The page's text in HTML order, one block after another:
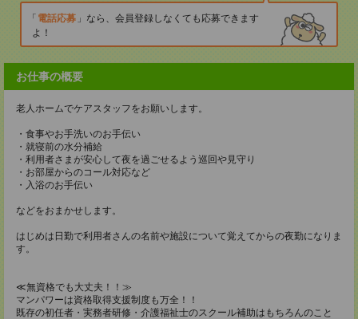
電話応募
なら、会員登録しなくても応募できます
よ！
お仕事の概要
老人ホームでケアスタッフをお願いします。
・食事やお手洗いのお手伝い
・就寝前の水分補給
・利用者さまが安心して夜を過ごせるよう巡回や見守り
・お部屋からのコール対応など
・入浴のお手伝い
などをおまかせします。
はじめは日勤で利用者さんの名前や施設について覚えてからの夜勤になりま
す。
≪無資格でも大丈夫！！≫
マンパワーは資格取得支援制度も万全！！
既存の初任者・実務者研修・介護福祉士のスクール補助はもちろんのこと